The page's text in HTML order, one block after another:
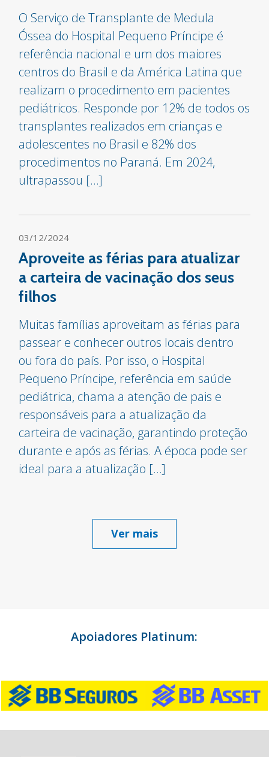
O Serviço de Transplante de Medula
Óssea do Hospital Pequeno Príncipe é
referência nacional e um dos maiores
centros do Brasil e da América Latina que
realizam o procedimento em pacientes
pediátricos. Responde por 12% de todos os
transplantes realizados em crianças e
adolescentes no Brasil e 82% dos
procedimentos no Paraná. Em 2024,
ultrapassou […]
03/12/2024
Aproveite as férias para atualizar
a carteira de vacinação dos seus
filhos
Muitas famílias aproveitam as férias para
passear e conhecer outros locais dentro
ou fora do país. Por isso, o Hospital
Pequeno Príncipe, referência em saúde
pediátrica, chama a atenção de pais e
responsáveis para a atualização da
carteira de vacinação, garantindo proteção
durante e após as férias. A época pode ser
ideal para a atualização […]
Ver mais
Apoiadores Platinum: